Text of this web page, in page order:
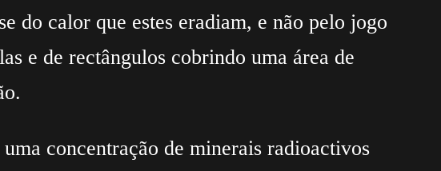
do calor que estes eradiam, e não pelo jogo
e de rectângulos cobrindo uma área de
concentração de minerais radioactivos